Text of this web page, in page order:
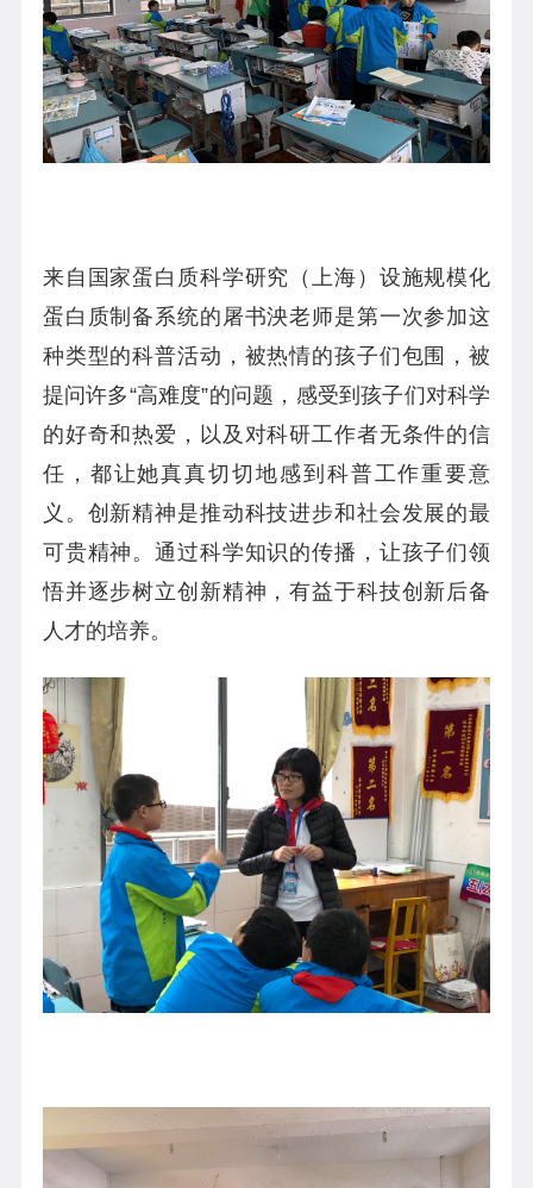
来自国家蛋白质科学研究（上海）设施规模化
蛋白质制备系统的屠书泱老师是第一次参加这
种类型的科普活动，被热情的孩子们包围，被
提问许多“高难度”的问题，感受到孩子们对科学
的好奇和热爱，以及对科研工作者无条件的信
任，都让她真真切切地感到科普工作重要意
义。创新精神是推动科技进步和社会发展的最
可贵精神。通过科学知识的传播，让孩子们领
悟并逐步树立创新精神，有益于科技创新后备
人才的培养。